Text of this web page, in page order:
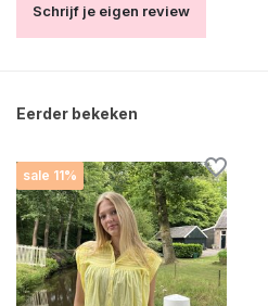
Schrijf je eigen review
Eerder bekeken
sale 11%